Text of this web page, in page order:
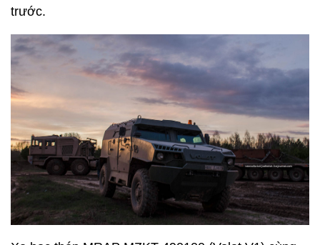
trước.